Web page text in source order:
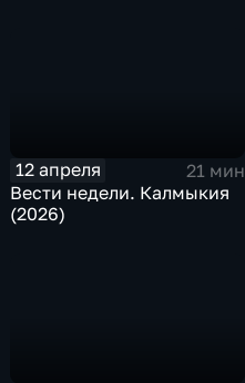
12 апреля
21 мин
Вести недели. Калмыкия
(2026)